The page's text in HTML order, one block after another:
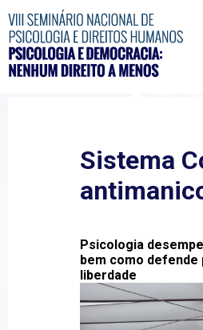
Sistema
Psicologia
bem como defende
liberdade